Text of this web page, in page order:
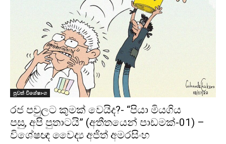
පුවත් විශේෂාංග
රජ පවුලට කුමක් වෙයිද?- “පියා මියගිය
පසු, අපි පුතාටයි” (අතීතයෙන් පාඩමක්-01) –
විශේෂඥ වෛද්‍ය අජිත් අමරසිංහ